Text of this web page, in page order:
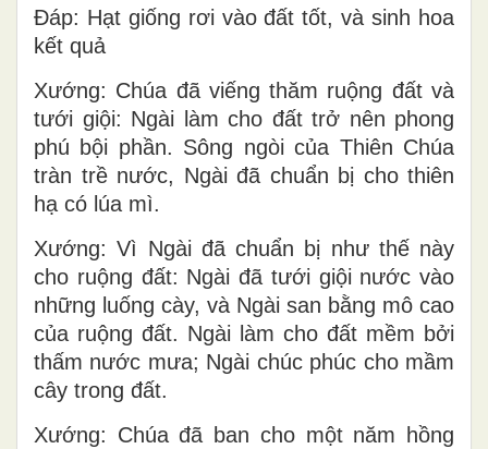
Ðáp: Hạt giống rơi vào đất tốt, và sinh hoa
kết quả
Xướng: Chúa đã viếng thăm ruộng đất và
tưới giội: Ngài làm cho đất trở nên phong
phú bội phần. Sông ngòi của Thiên Chúa
tràn trề nước, Ngài đã chuẩn bị cho thiên
hạ có lúa mì.
Xướng: Vì Ngài đã chuẩn bị như thế này
cho ruộng đất: Ngài đã tưới giội nước vào
những luống cày, và Ngài san bằng mô cao
của ruộng đất. Ngài làm cho đất mềm bởi
thấm nước mưa; Ngài chúc phúc cho mầm
cây trong đất.
Xướng: Chúa đã ban cho một năm hồng